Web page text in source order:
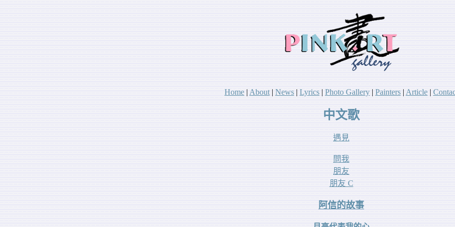
Home | About | News | Lyrics | Photo Gallery | Painters | Article |
中文歌
遇見
問我
朋友
朋友 C
阿信的故事